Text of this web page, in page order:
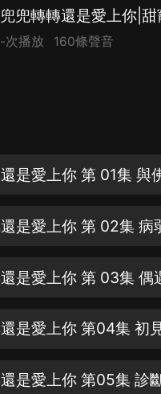
兜兜轉轉還是愛上你|甜
-次播放 160條聲音